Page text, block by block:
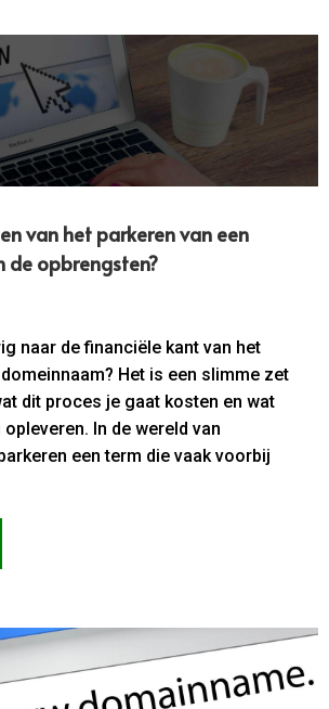
van het parkeren van een
de opbrengsten?
naar de financiële kant van het
Het is een slimme zet
dit proces je gaat kosten en wat
In de wereld van
een term die vaak voorbij